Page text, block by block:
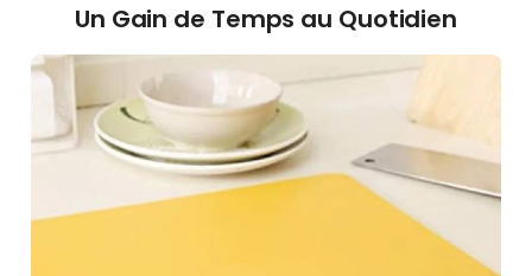
Un Gain de Temps au Quotidien